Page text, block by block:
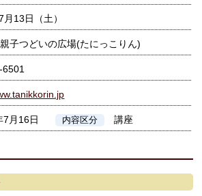
月13日（土）
子つどいの広場(たにっこりん)
6501
7月16日 内容区分 講座